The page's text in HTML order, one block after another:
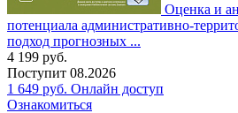
Оценка и
потенциала административно-
подход прогнозных ...
4 199 руб.
Поступит 08.2026
1 649 руб. Онлайн доступ
Ознакомиться